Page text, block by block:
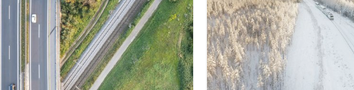
Tämän vuoden toiminnassa
korostuvat päällystystyöt,
ja erilaisten varusteiden ja
uusimiset, joita toteutetaan
hallituksen myöntämällä
korjausvelkalisärahoituksella.